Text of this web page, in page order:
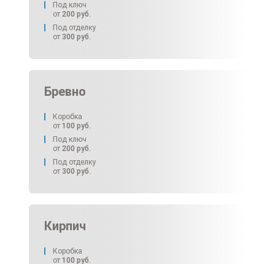
Под ключ
от 200 руб.
Под отделку
от 300 руб.
Бревно
Коробка
от 100 руб.
Под ключ
от 200 руб.
Под отделку
от 300 руб.
Кирпич
Коробка
от 100 руб.